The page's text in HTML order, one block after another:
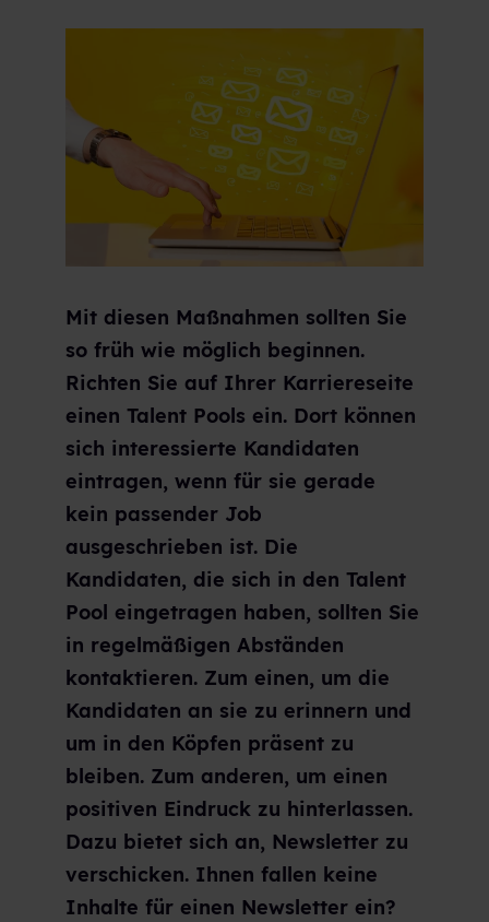
Mit diesen Maßnahmen sollten Sie
so früh wie möglich beginnen.
Richten Sie auf Ihrer Karriereseite
einen Talent Pools ein. Dort können
sich interessierte Kandidaten
eintragen, wenn für sie gerade
kein passender Job
ausgeschrieben ist. Die
Kandidaten, die sich in den Talent
Pool eingetragen haben, sollten Sie
in regelmäßigen Abständen
kontaktieren. Zum einen, um die
Kandidaten an sie zu erinnern und
um in den Köpfen präsent zu
bleiben. Zum anderen, um einen
positiven Eindruck zu hinterlassen.
Dazu bietet sich an, Newsletter zu
verschicken. Ihnen fallen keine
Inhalte für einen Newsletter ein?